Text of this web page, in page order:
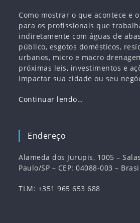
Como mostrar o que acontece e
para os profissionais que
indiretamente com águas de
público, esgotos domésticos,
urbanos, micro e macro
próximas leis, investimentos e
impactar sua cidade ou seu
Continuar lendo…
Endereço
Alameda dos Jurupis, 1005 –
Paulo/SP – CEP: 04088-003 –
TLM: +351 965 653 688